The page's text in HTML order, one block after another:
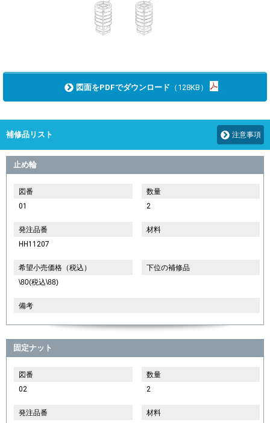
図面をPDFでダウンロード （128KB）
補修品リスト 注意事項
止め輪
図番
01
数量
2
発注品番
HH11207
材料
希望小売価格（税込）
\80(税込\88)
下位の補修品
備考
固定ナット
図番
02
数量
2
発注品番
材料